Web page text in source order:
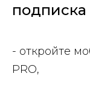
подписка
- откройте
PRO,